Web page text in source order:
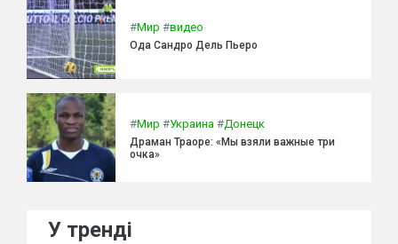
#Мир #видео
Ода Сандро Дель Пьеро
#Мир #Украина #Донецк
Драман Траоре: «Мы взяли важные три
очка»
У тренді